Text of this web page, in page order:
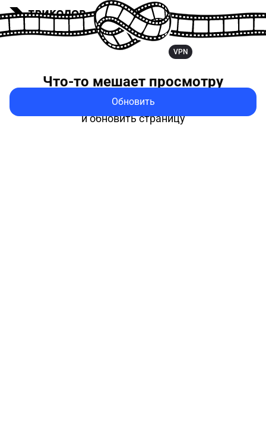
VPN
Что-то мешает просмотру
Попробуйте выключить VPN
и обновить страницу
Обновить